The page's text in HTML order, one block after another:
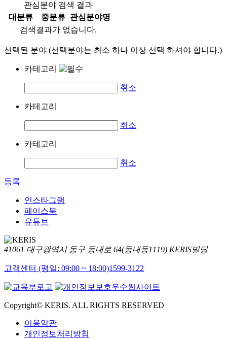
관심분야 검색 결과
대분류
중분류
관심분야명
검색결과가 없습니다.
선택된 분야 (선택분야는 최소 하나 이상 선택 하셔야 합니다.)
카테고리
취소
카테고리
취소
카테고리
취소
등록
인스타그램
페이스북
유튜브
41061 대구광역시 동구 동내로 64(동내동1119) KERIS빌딩
고객센터 (평일: 09:00 ~ 18:00)1599-3122
Copyright© KERIS. ALL RIGHTS RESERVED
이용약관
개인정보처리방침